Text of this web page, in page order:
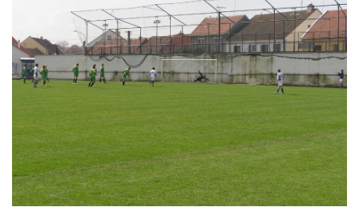
STARŠÍ DOROST
STARŠÍ ŽÁCI
MLADŠÍ ŽÁCI